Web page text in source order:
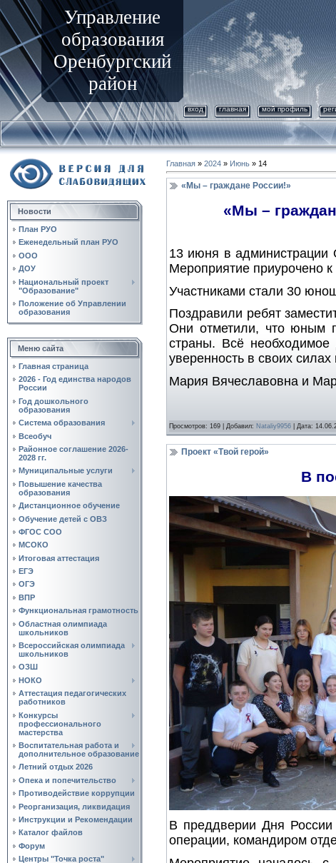
Управление
образования
Оренбургский
район
вход главная мой профиль
Новости
План РУО
Еженедельный план РУО
ООО
ДОУ
Национальный проект
"Образование"
Положение об Управлении
образования
Меню сайта
Главная страница
2026 - Год единства народов
России
Год дошкольного
образования
Система образования
Всеобуч
Районное соглашение 2026-
2028 гг.
Муниципальные услуги
Повышение качества
образования
Дистанционное обучение
Обучение детей с ОВЗ
ФГОС СОО
МСОКО
Итоговая аттестация
ЕГЭ
ОГЭ
ВПР
Функциональная грамотность
Областная олимпиада
школьников
Всероссийская олимпиада
школьников
ОЗШ
НОКО
Аттестация педагогических
работников
Конкурсы
профессионального
мастерства
Воспитательная работа и
дополнительное образование
Летний отдых 2026
Опека и попечительство
Противодействие коррупции
Реорганизация, ликвидация
Инструкции и Рекомендации
Каталог файлов
Форум
Центры "Точка роста"
Главная » 2024 » Июнь » 14
«Мы – граждане России!»
«Мы –
13 июня в администрации
Мероприятие приурочено
Участниками стали 30
Поздравили ребят
Они отметили, что юным
страны. Всё необходимое
уверенность в своих
Мария Вячеславовна и
Просмотров: 169 Добавил: Nataliy9956 Дата:
Проект «Твой герой»
В
В преддверии Дня России
операции, командиром